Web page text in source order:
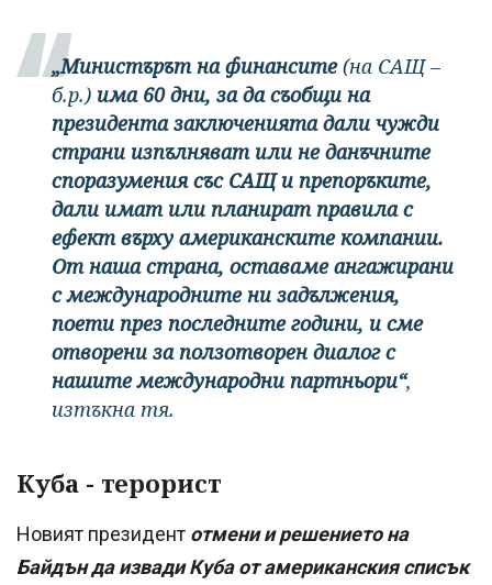
„Министърът на финансите(на САЩ –
б.р.) има 60 дни, за да съобщи на
президента заключенията дали чужди
страни изпълняват или не данъчните
споразумения със САЩ и препоръките,
дали имат или планират правила с
ефект върху американските компании.
От наша страна, оставаме ангажирани
с международните ни задължения,
поети през последните години, и сме
отворени за ползотворен диалог с
нашите международни партньори“,
изтъкна тя.
Куба - терорист
Новият президент отмени и решението на
Байдън да извади Куба от американския списък